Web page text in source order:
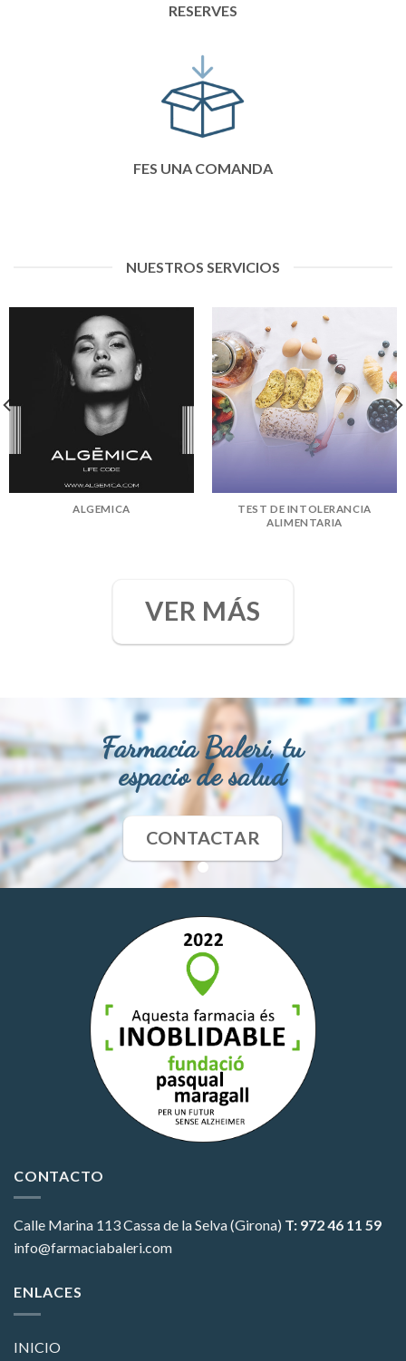
RESERVES
FES UNA COMANDA
NUESTROS SERVICIOS
ALGEMICA
TEST DE INTOLERANCIA
ALIMENTARIA
VER MÁS
Farmacia Baleri, tu
espacio de salud
CONTACTAR
CONTACTO
Calle Marina 113Cassa de la Selva (Girona) T: 972 46 11 59
info@farmaciabaleri.com
ENLACES
INICIO